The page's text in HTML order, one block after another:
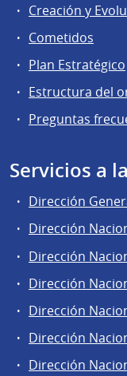
Creación y
Cometidos
Plan Estratégico
Estructura del
Preguntas
Servicios a
Dirección
Dirección
Dirección
Dirección
Dirección
Dirección
Dirección